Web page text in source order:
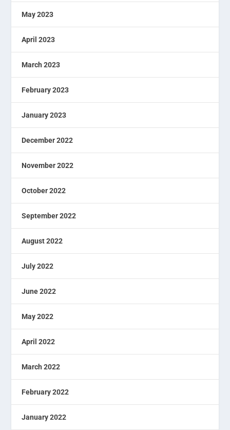
May 2023
April 2023
March 2023
February 2023
January 2023
December 2022
November 2022
October 2022
September 2022
August 2022
July 2022
June 2022
May 2022
April 2022
March 2022
February 2022
January 2022